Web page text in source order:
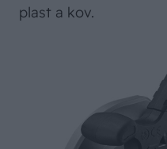
plast a kov.